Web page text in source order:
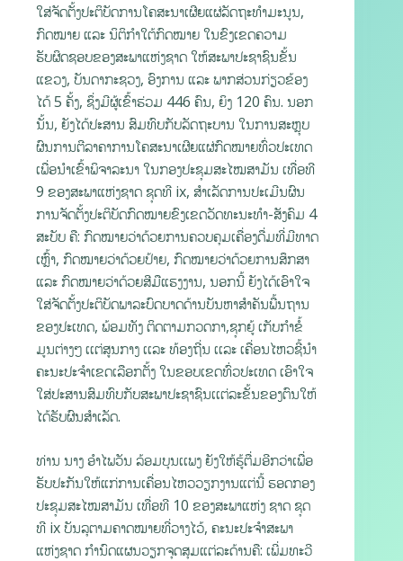
ໃສ່ຈັດຕັ້ງປະຕິບັດການໂຄສະນາເຜີຍແຜ່ລັດຖະທໍາມະນູນ,
ກົດໝາຍ ແລະ ນິຕິກຳໃຕ້ກົດໝາຍ ໃນຂົງເຂດຄວາມ
ຮັບຜິດຊອບຂອງສະພາແຫ່ງຊາດ ໃຫ້ສະພາປະຊາຊົນຂັ້ນ
ແຂວງ, ບັນດາກະຊວງ, ອົງການ ແລະ ພາກສ່ວນກ່ຽວຂ້ອງ
ໄດ້ 5 ຄັ້ງ, ຊຶ່ງມີຜູ້ເຂົ້າຮ່ວມ 446 ຄົນ, ຍິງ 120 ຄົນ. ນອກ
ນັ້ນ, ຍັງໄດ້ປະສານ ສົມທົບກັບລັດຖະບານ ໃນການສະຫຼຸບ
ຜົນການຕີລາຄາການໂຄສະນາເຜີຍແຜ່ກົດໝາຍທົ່ວປະເທດ
ເພື່ອນໍາເຂົ້າພິຈາລະນາ ໃນກອງປະຊຸມສະໄໝສາມັນ ເທື່ອທີ
9 ຂອງສະພາແຫ່ງຊາດ ຊຸດທີ ix, ສໍາເລັດການປະເມີນຜົນ
ການຈັດຕັ້ງປະຕິບັດກົດໝາຍຂົງເຂດວັດທະນະທໍາ-ສັງຄົມ 4
ສະບັບ ຄື: ກົດໝາຍວ່າດ້ວຍການຄວບຄຸມເຄື່ອງດື່ມທີ່ມີທາດ
ເຫຼົ້າ, ກົດໝາຍວ່າດ້ວຍປ້າຍ, ກົດໝາຍວ່າດ້ວຍການສຶກສາ
ແລະ ກົດໝາຍວ່າດ້ວຍສີມືແຮງງານ, ນອກນີ້ ຍັງໄດ້ເອົາໃຈ
ໃສ່ຈັດຕັ້ງປະຕິບັດພາລະບົດບາດດ້ານບັນຫາສໍາຄັນພື້ນຖານ
ຂອງປະເທດ, ພ້ອມທັງ ຕິດຕາມກວດກາ,ຊຸກຍູ້ ເກັບກໍາຂໍ້
ມູນຕ່າງໆ ເເຕ່ສູນກາງ ເເລະ ທ້ອງຖີ່ນ ເເລະ ເຄື່ອນໄຫວຊີ້ນຳ
ຄະນະປະຈຳເຂດເລືອກຕັ້ງ ໃນຂອບເຂດທົ່ວປະເທດ ເອົາໃຈ
ໃສ່ປະສານສົມທົບກັບສະພາປະຊາຊົນເເຕ່ລະຂັ້ນຂອງຕົນໃຫ້
ໄດ້ຮັບຜົນສໍາເລັດ.
ທ່ານ ນາງ ອໍາໄພວັນ ລ້ອມບຸນເເພງ ຍັງໃຫ້ຮູ້ຕື່ມອີກວ່າເພື່ອ
ຮັບປະກັນໃຫ້ແກ່ການເຄື່ອນໄຫວວຽກງານແຕ່ນີ້ ຮອດກອງ
ປະຊຸມສະໄໝສາມັນ ເທື່ອທີ 10 ຂອງສະພາແຫ່ງ ຊາດ ຊຸດ
ທີ ix ບັນລຸຕາມຄາດໝາຍທີ່ວາງໄວ້, ຄະນະປະຈຳສະພາ
ແຫ່ງຊາດ ກຳນົດແຜນວຽກຈຸດສຸມແຕ່ລະດ້ານຄື: ເພີ່ມທະວີ